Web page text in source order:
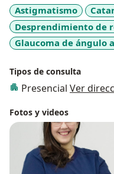
Astigmatismo
Desprendimiento de
Glaucoma de ángulo
Tipos de consulta
Presencial Ver
Fotos y videos